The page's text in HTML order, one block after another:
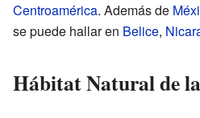
Centroamérica. Además de
se puede hallar en Belice,
Hábitat Natural de